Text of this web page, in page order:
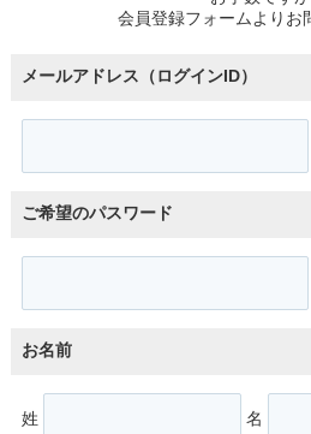
会員登録フォームよりお
メールアドレス（ログインID）
ご希望のパスワード
お名前
姓 名